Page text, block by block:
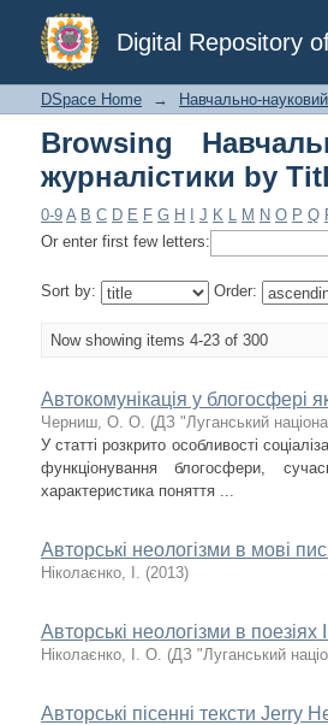
Digital Repository
Browsing
DSpace Home → Навчально-науковий
Browsing
журналістики by
0-9 A B C D E F G H J K L M N O P Q
Or enter first few letters:
Sort by: Order:
Now showing items 4-23 of 300
Автокомунікація у блогосфері
Черниш, О. О. (ДЗ "Луганський
У статті розкрито особливості
функціонування блогосфери,
характеристика поняття ...
Авторські неологізми в мові
Ніколаєнко, І. (2013)
Авторські неологізми в поезіях
Ніколаєнко, І. О. (ДЗ "Луганський
Авторські пісенні тексти Jerry